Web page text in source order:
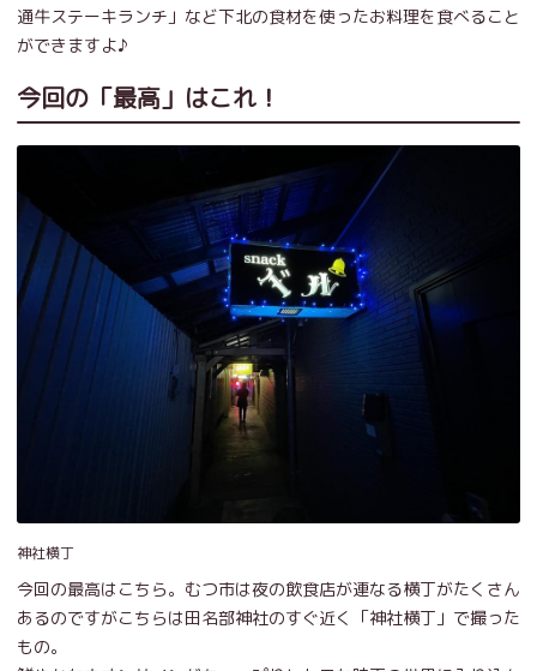
通牛ステーキランチ」など下北の食材を使ったお料理を食べること
ができますよ♪
今回の「最高」はこれ！
神社横丁
今回の最高はこちら。むつ市は夜の飲食店が連なる横丁がたくさん
あるのですがこちらは田名部神社のすぐ近く「神社横丁」で撮った
もの。